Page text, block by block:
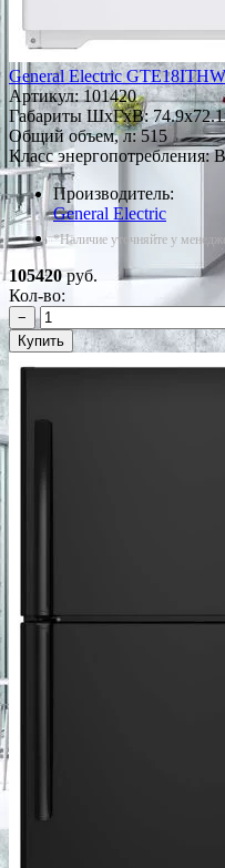
General Electric
Артикул:101420
Габариты ШxГxВ:
Общий объем, л: 515
Класс энергопотребления: B
Производитель:
General Electric
*Наличие уточняйте у
105420руб.
Кол-во:
−
Купить